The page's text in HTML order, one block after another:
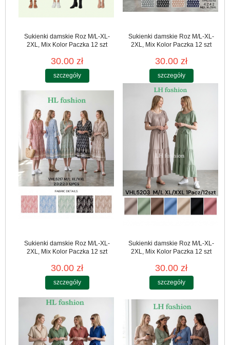
Sukienki damskie Roz M/L-XL-
2XL, Mix Kolor Paczka 12 szt
30.00 zł
szczegóły
Sukienki damskie Roz M/L-XL-
2XL, Mix Kolor Paczka 12 szt
30.00 zł
szczegóły
Sukienki damskie Roz M/L-XL-
2XL, Mix Kolor Paczka 12 szt
30.00 zł
szczegóły
Sukienki damskie Roz M/L-XL-
2XL, Mix Kolor Paczka 12 szt
30.00 zł
szczegóły